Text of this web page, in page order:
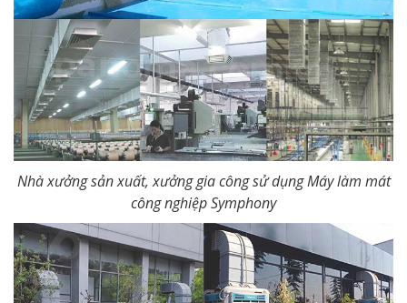
Nhà xưởng sản xuất, xưởng gia công sử dụng Máy làm mát
công nghiệp Symphony